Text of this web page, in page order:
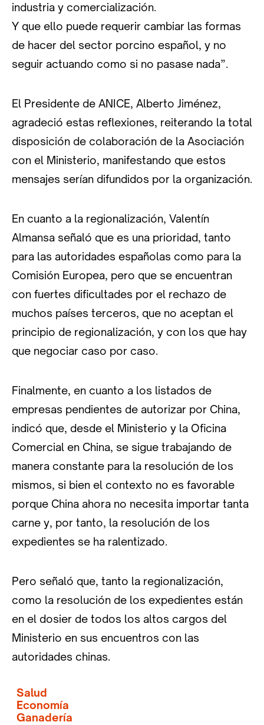
industria y comercialización.
Y que ello puede requerir cambiar las formas
de hacer del sector porcino español, y no
seguir actuando como si no pasase nada”.
El Presidente de ANICE, Alberto Jiménez,
agradeció estas reflexiones, reiterando la total
disposición de colaboración de la Asociación
con el Ministerio, manifestando que estos
mensajes serían difundidos por la organización.
En cuanto a la regionalización, Valentín
Almansa señaló que es una prioridad, tanto
para las autoridades españolas como para la
Comisión Europea, pero que se encuentran
con fuertes dificultades por el rechazo de
muchos países terceros, que no aceptan el
principio de regionalización, y con los que hay
que negociar caso por caso.
Finalmente, en cuanto a los listados de
empresas pendientes de autorizar por China,
indicó que, desde el Ministerio y la Oficina
Comercial en China, se sigue trabajando de
manera constante para la resolución de los
mismos, si bien el contexto no es favorable
porque China ahora no necesita importar tanta
carne y, por tanto, la resolución de los
expedientes se ha ralentizado.
Pero señaló que, tanto la regionalización,
como la resolución de los expedientes están
en el dosier de todos los altos cargos del
Ministerio en sus encuentros con las
autoridades chinas.
Salud
Economía
Ganadería